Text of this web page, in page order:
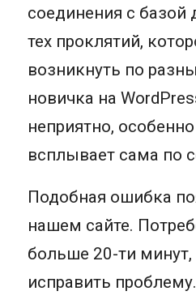
соединения с базой
тех проклятий,
возникнуть по
новичка на
неприятно,
всплывает сама по
Подобная ошибка
нашем сайте.
больше 20-ти
исправить